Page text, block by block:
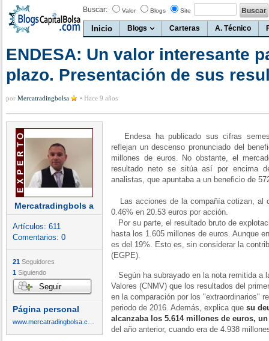
Buscar: Valor Blogs Site
Inicio Blogs Carteras A. Técnico
ENDESA: Un valor interesante
plazo. Presentación de sus
por Mercatradingbolsa • Hace 9 años
Mercatradingbols a
Artículos: 611
Comentarios: 0
21 Seguidores
1 Siguiendo
Seguir
Página personal
Endesa ha publicado sus cifras
reflejan un descenso pronunciado del
millones de euros. No obstante, el
resultado neto se sitúa así por encima
analistas, que apuntaba a un beneficio de
Las acciones de la compañía cotizan,
0.46% en 20.53 euros por acción.
Por su parte, el resultado bruto de
hasta los 1.605 millones de euros. Aunque
es del 19%. Esto es, sin considerar la
(EGPE).
Según ha subrayado en la nota remitida a
Valores (CNMV) que los resultados del
en la comparación por los "extraordinarios"
periodo de 2016. Además, explica que su
alcanzaba los 5.614 millones de euros, un
del año anterior, cuando era de 4.938